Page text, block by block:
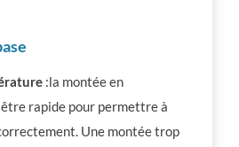
:la montée en
rapide pour permettre à
Une montée trop